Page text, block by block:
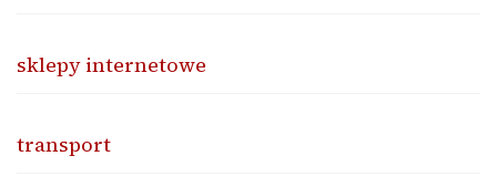
sklepy internetowe
transport